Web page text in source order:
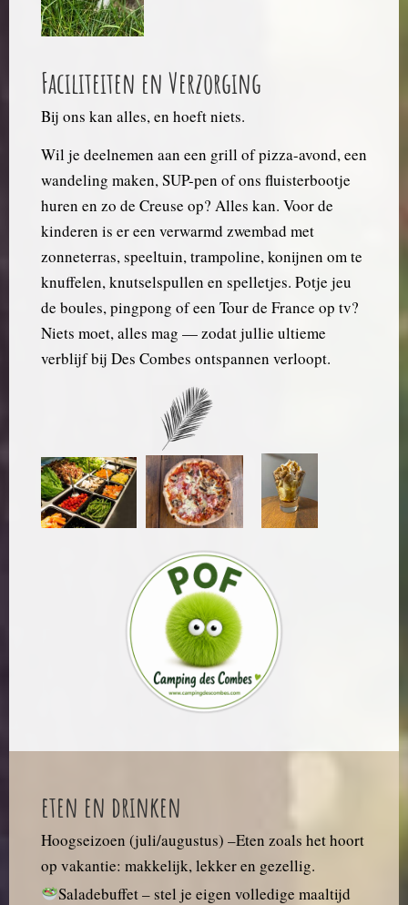
Faciliteiten en Verzorging
Bij ons kan alles, en hoeft niets.
Wil je deelnemen aan een grill of pizza-avond, een
wandeling maken, SUP-pen of ons fluisterbootje
huren en zo de Creuse op? Alles kan. Voor de
kinderen is er een verwarmd zwembad met
zonneterras, speeltuin, trampoline, konijnen om te
knuffelen, knutselspullen en spelletjes. Potje jeu
de boules, pingpong of een Tour de France op tv?
Niets moet, alles mag — zodat jullie ultieme
verblijf bij Des Combes ontspannen verloopt.
eten en drinken
Hoogseizoen (juli/augustus) –Eten zoals het hoort
op vakantie: makkelijk, lekker en gezellig.
Saladebuffet – stel je eigen volledige maaltijd